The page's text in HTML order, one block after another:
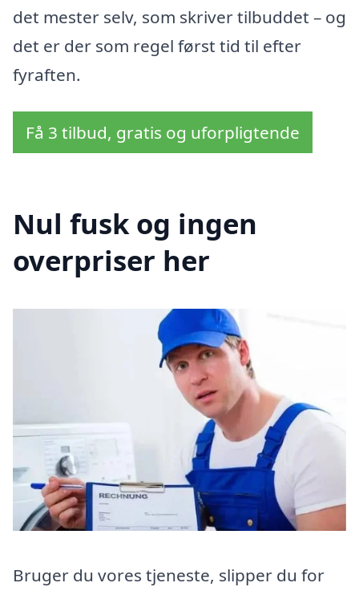
det mester selv, som skriver tilbuddet – og
det er der som regel først tid til efter
fyraften.
Få 3 tilbud, gratis og uforpligtende
Nul fusk og ingen
overpriser her
Bruger du vores tjeneste, slipper du for